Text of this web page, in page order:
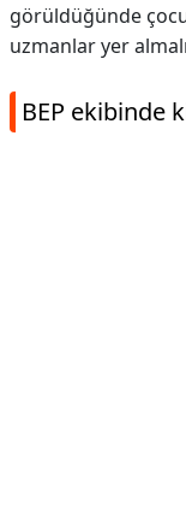
görüldüğünde
uzmanlar yer
BEP ekibinde